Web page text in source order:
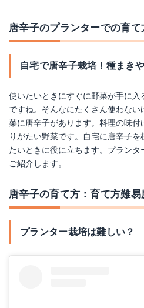
唐辛子のプランターでの育て
自宅で唐辛子栽培！種まき
使いたいときにすぐに野菜が手に入
ですね。そんなにたくさん使わな
菜に唐辛子があります。料理の味
りがたい野菜です。自宅に唐辛子
たいときに役に立ちます。プラン
ご紹介します。
唐辛子の育て方：育て方難易
プランター栽培は難しい？